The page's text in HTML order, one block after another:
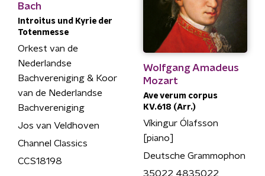
Bach
Introitus und Kyrie der
Totenmesse
Orkest van de
Nederlandse
Bachvereniging & Koor
van de Nederlandse
Bachvereniging
Jos van Veldhoven
Channel Classics
CCS18198
Wolfgang Amadeus
Mozart
Ave verum corpus
KV.618 (Arr.)
Víkingur Ólafsson
[piano]
Deutsche Grammophon
35022 4835022